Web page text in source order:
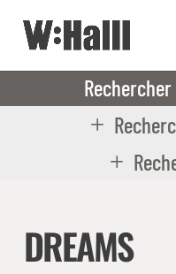
DREAMS